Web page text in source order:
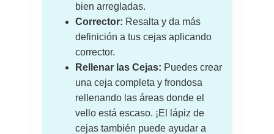
bien arregladas.
Corrector: Resalta y da más
definición a tus cejas aplicando
corrector.
Rellenar las Cejas: Puedes crear
una ceja completa y frondosa
rellenando las áreas donde el
vello está escaso. ¡El lápiz de
cejas también puede ayudar a